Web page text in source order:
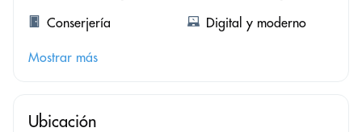
Conserjería
Digital y moderno
Mostrar más
Ubicación